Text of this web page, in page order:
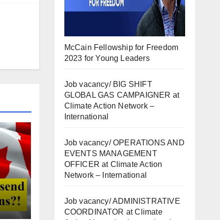
McCain Fellowship for Freedom
2023 for Young Leaders
Job vacancy/ BIG SHIFT
GLOBAL GAS CAMPAIGNER at
Climate Action Network –
International
Job vacancy/ OPERATIONS AND
EVENTS MANAGEMENT
OFFICER at Climate Action
Network – International
Job vacancy/ ADMINISTRATIVE
COORDINATOR at Climate